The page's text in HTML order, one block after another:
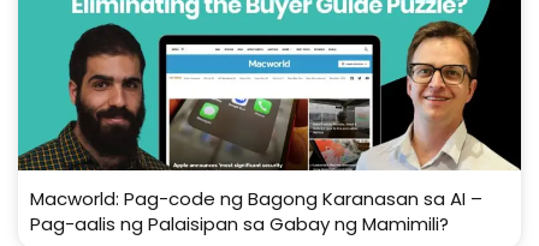
Macworld: Pag-code ng Bagong Karanasan sa AI –
Pag-aalis ng Palaisipan sa Gabay ng Mamimili?